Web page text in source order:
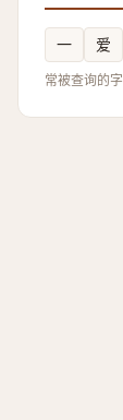
一 爱
常被查询的字